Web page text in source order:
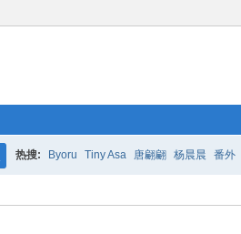
热搜: Byoru Tiny Asa 唐翩翩 杨晨晨 番外